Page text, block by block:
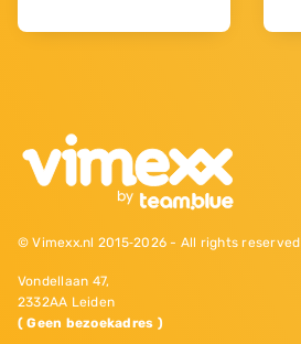
© Vimexx.nl 2015‐2026 - All rights reserved
Vondellaan 47,
2332AA Leiden
( Geen bezoekadres )